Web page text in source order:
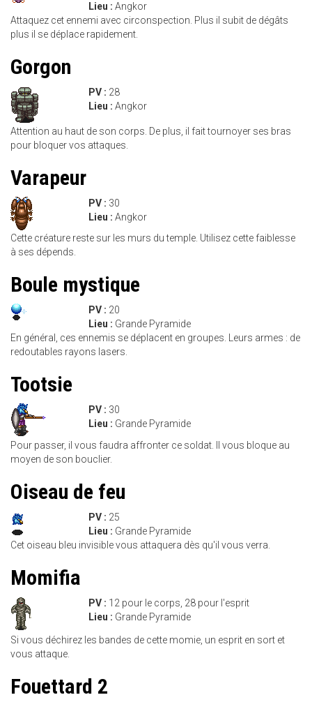
Lieu : Angkor
Attaquez cet ennemi avec circonspection. Plus il subit de dégâts
plus il se déplace rapidement.
Gorgon
PV : 28
Lieu : Angkor
Attention au haut de son corps. De plus, il fait tournoyer ses bras
pour bloquer vos attaques.
Varapeur
PV : 30
Lieu : Angkor
Cette créature reste sur les murs du temple. Utilisez cette faiblesse
à ses dépends.
Boule mystique
PV : 20
Lieu : Grande Pyramide
En général, ces ennemis se déplacent en groupes. Leurs armes : de
redoutables rayons lasers.
Tootsie
PV : 30
Lieu : Grande Pyramide
Pour passer, il vous faudra affronter ce soldat. Il vous bloque au
moyen de son bouclier.
Oiseau de feu
PV : 25
Lieu : Grande Pyramide
Cet oiseau bleu invisible vous attaquera dès qu'il vous verra.
Momifia
PV : 12 pour le corps, 28 pour l'esprit
Lieu : Grande Pyramide
Si vous déchirez les bandes de cette momie, un esprit en sort et
vous attaque.
Fouettard 2